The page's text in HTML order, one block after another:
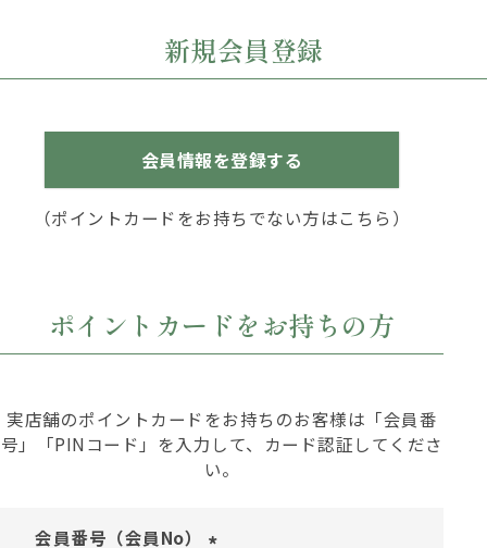
新規会員登録
会員情報を登録する
（ポイントカードをお持ちでない方はこちら）
ポイントカードをお持ちの方
実店舗のポイントカードをお持ちのお客様は「会員番
号」「PINコード」を入力して、カード認証してくださ
い。
会員番号（会員No）